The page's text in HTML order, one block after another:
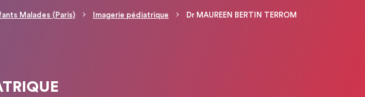
Malades (Paris) Imagerie pédiatrique Dr MAUREEN BERTIN TERROM